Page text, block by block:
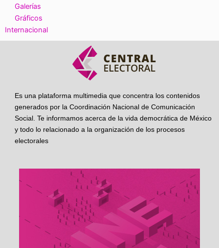
Galerías
Gráficos
Internacional
Es una plataforma multimedia que concentra los contenidos
generados por la Coordinación Nacional de Comunicación
Social. Te informamos acerca de la vida democrática de México
y todo lo relacionado a la organización de los procesos
electorales